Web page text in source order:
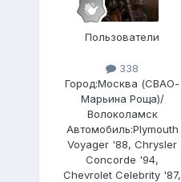
Пользователи
338
Город:Москва (СВАО-
Марьина Роща)/
Волоколамск
Автомобиль:Plymouth
Voyager '88, Chrysler
Concorde '94,
Chevrolet Celebrity '87,